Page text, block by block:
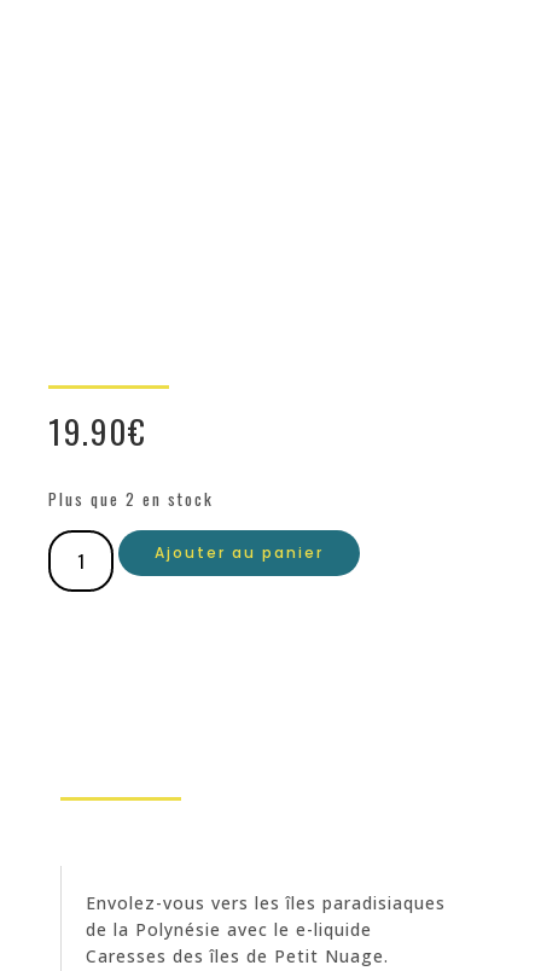
19.90€
Plus que 2 en stock
Ajouter au panier
Envolez-vous vers les îles paradisiaques
de la Polynésie avec le e-liquide
Caresses des îles de Petit Nuage.